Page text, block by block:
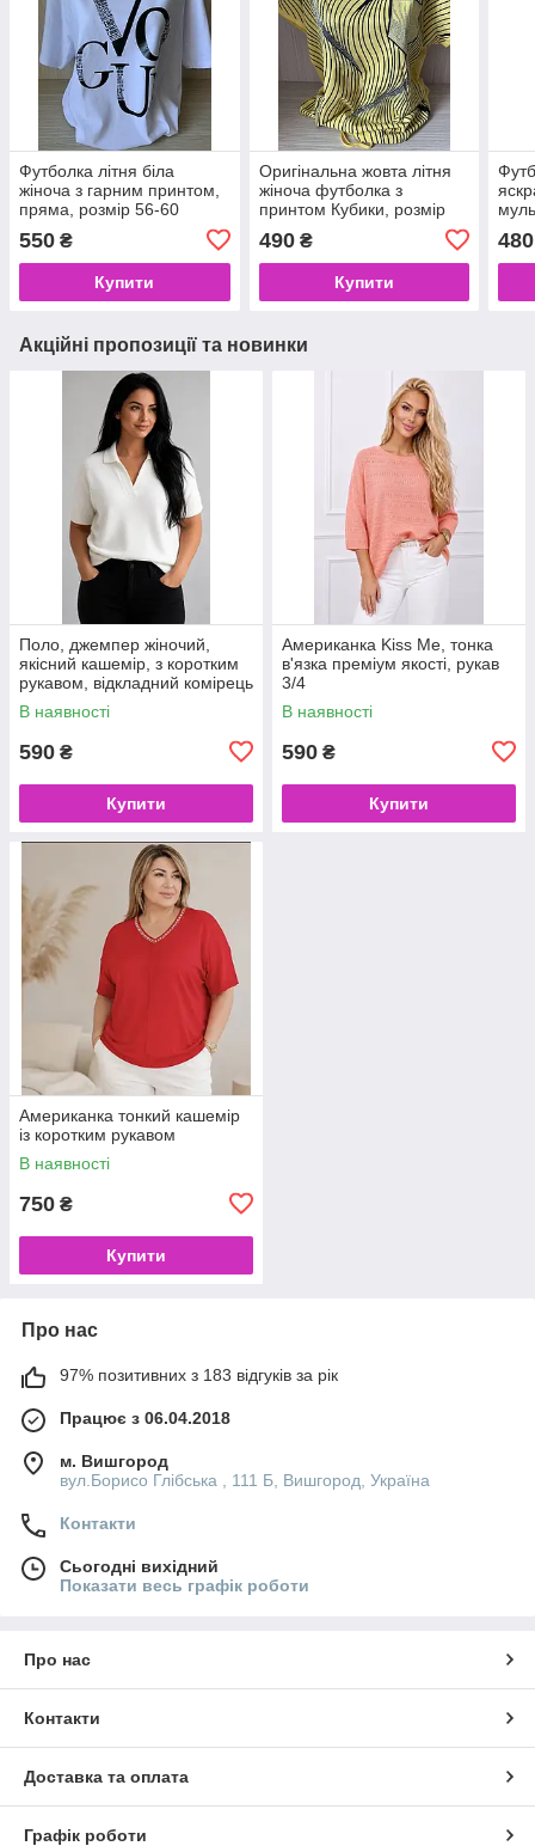
Футболка літня біла
жіноча з гарним принтом,
пряма, розмір 56-60
550 ₴
Купити
Оригінальна жовта літня
жіноча футболка з
принтом Кубики, розмір
490₴
Купити
480
Акційні пропозиції та новинки
Поло, джемпер жіночий,
якісний кашемір, з коротким
рукавом, відкладний комірець
В наявності
590 ₴
Купити
Американка Kiss Me, тонка
в'язка преміум якості, рукав
3/4
В наявності
590 ₴
Купити
Американка тонкий кашемір
із коротким рукавом
В наявності
750 ₴
Купити
Про нас
97% позитивних з 183 відгуків за рік
Працює з 06.04.2018
м. Вишгород
вул.Борисо Глібська , 111 Б, Вишгород, Україна
Контакти
Сьогодні вихідний
Показати весь графік роботи
Про нас
Контакти
Доставка та оплата
Графік роботи